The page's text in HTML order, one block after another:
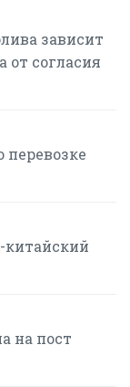
зависит
от согласия
перевозке
китайский
на пост